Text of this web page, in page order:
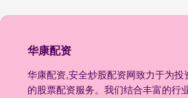
华康配资
华康配资,安全炒股配资网致力于为投
的股票配资服务。我们结合丰富的行